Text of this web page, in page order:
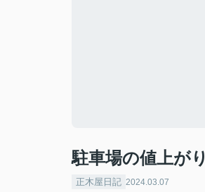
駐車場の値上がり
正木屋日記 2024.03.07